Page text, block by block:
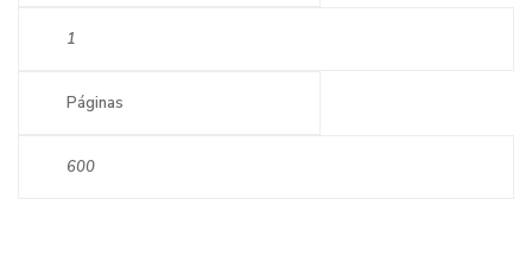
1
Páginas
600